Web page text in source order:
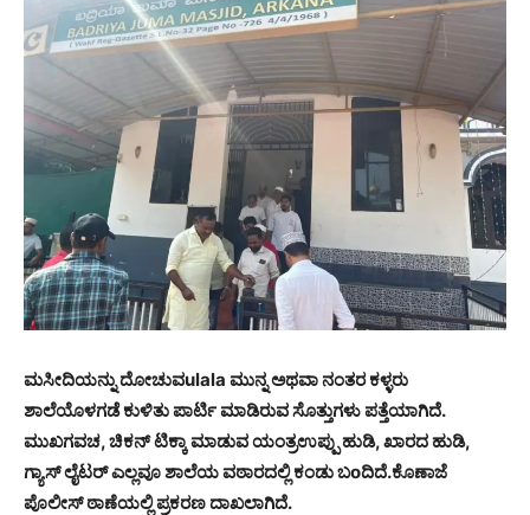
ಮಸೀದಿಯನ್ನು ದೋಚುವulala ಮುನ್ನ ಅಥವಾ ನಂತರ ಕಳ್ಳರು
ಶಾಲೆಯೊಳಗಡೆ ಕುಳಿತು ಪಾರ್ಟಿ ಮಾಡಿರುವ ಸೊತ್ತುಗಳು ಪತ್ತೆಯಾಗಿದೆ.
ಮುಖಗವಚ, ಚಿಕನ್ ಟಿಕ್ಕಾ ಮಾಡುವ ಯಂತ್ರಉಪ್ಪು ಹುಡಿ, ಖಾರದ ಹುಡಿ,
ಗ್ಯಾಸ್ ಲೈಟರ್ ಎಲ್ಲವೂ ಶಾಲೆಯ ವಠಾರದಲ್ಲಿ ಕಂಡು ಬoದಿದೆ.ಕೊಣಾಜೆ
ಪೊಲೀಸ್ ಠಾಣೆಯಲ್ಲಿ ಪ್ರಕರಣ ದಾಖಲಾಗಿದೆ.